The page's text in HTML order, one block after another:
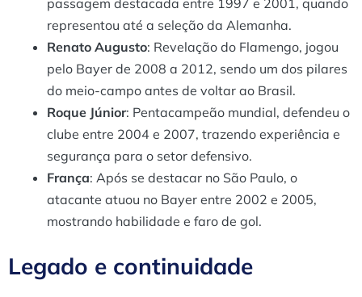
passagem destacada entre 1997 e 2001, quando
representou até a seleção da Alemanha.
Renato Augusto: Revelação do Flamengo, jogou
pelo Bayer de 2008 a 2012, sendo um dos pilares
do meio-campo antes de voltar ao Brasil.
Roque Júnior: Pentacampeão mundial, defendeu o
clube entre 2004 e 2007, trazendo experiência e
segurança para o setor defensivo.
França: Após se destacar no São Paulo, o
atacante atuou no Bayer entre 2002 e 2005,
mostrando habilidade e faro de gol.
Legado e continuidade